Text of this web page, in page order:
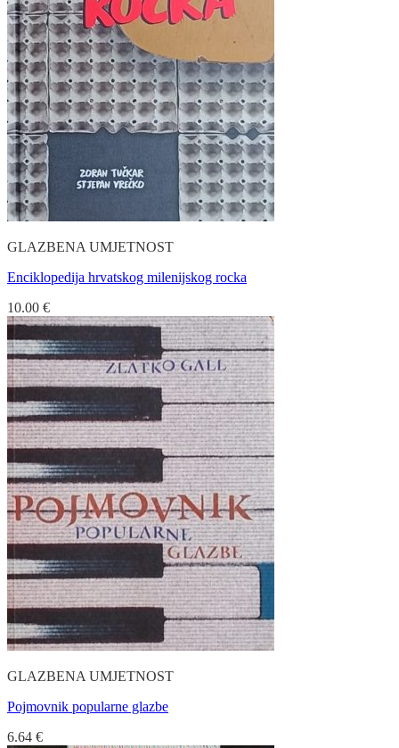
GLAZBENA UMJETNOST
Enciklopedija hrvatskog milenijskog rocka
10.00 €
GLAZBENA UMJETNOST
Pojmovnik popularne glazbe
6.64 €